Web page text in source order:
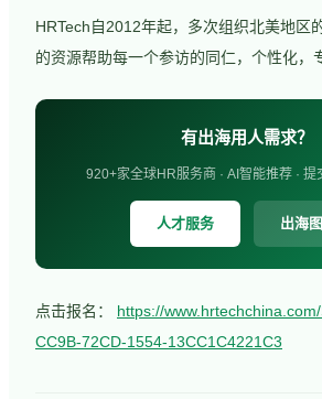
HRTech自2012年起，多次组织北美地区
的资源帮助每一个参访的同仁，个性化，
有出海用人需求？
920+家全球HR服务商 · AI智能推荐 ·
人才服务 出海
点击报名： https://
CC9B-72CD-1554-13CC1C4221C3